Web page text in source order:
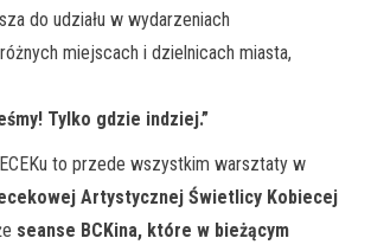
do udziału w wydarzeniach
miejscach i dzielnicach miasta,
Tylko gdzie indziej.”
to przede wszystkim warsztaty w
Artystycznej Świetlicy Kobiecej
seanse BCKina, które w bieżącym